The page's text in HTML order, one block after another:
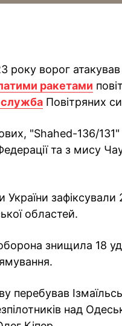
року ворог
ракетами
Повітряних
"Shahed-136/
та з мису
України
областей.
знищила 18
перебував
над